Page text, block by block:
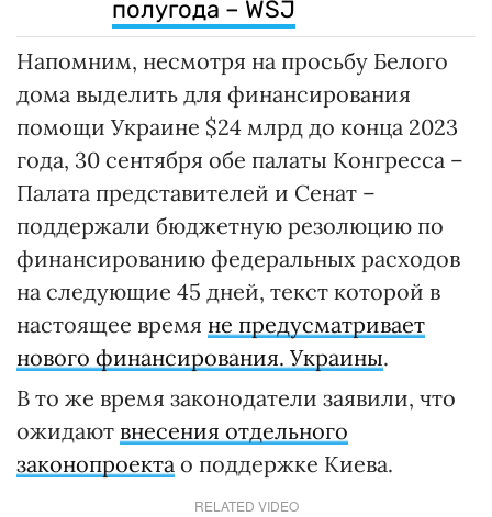
полугода – WSJ
Напомним, несмотря на просьбу Белого
дома выделить для финансирования
помощи Украине $24 млрд до конца 2023
года, 30 сентября обе палаты Конгресса –
Палата представителей и Сенат –
поддержали бюджетную резолюцию по
финансированию федеральных расходов
на следующие 45 дней, текст которой в
настоящее время не предусматривает
нового финансирования. Украины.
В то же время законодатели заявили, что
ожидают внесения отдельного
законопроекта о поддержке Киева.
RELATED VIDEO